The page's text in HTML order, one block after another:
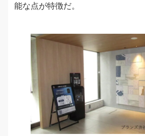
能な点が特徴だ。